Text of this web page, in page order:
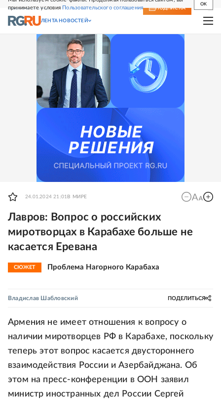
принимаете условия Пользовательского соглашения
OK
СВЕЖИЙ НОМЕР ПОДПИСКА
ЛЕНТА НОВОСТЕЙ
24.01.2024 21:01 В МИРЕ
Лавров: Вопрос о российских
миротворцах в Карабахе больше не
касается Еревана
СЮЖЕТ Проблема Нагорного Карабаха
Владислав Шабловский ПОДЕЛИТЬСЯ
Армения не имеет отношения к вопросу о
наличии миротворцев РФ в Карабахе, поскольку
теперь этот вопрос касается двустороннего
взаимодействия России и Азербайджана. Об
этом на пресс-конференции в ООН заявил
министр иностранных дел России Сергей